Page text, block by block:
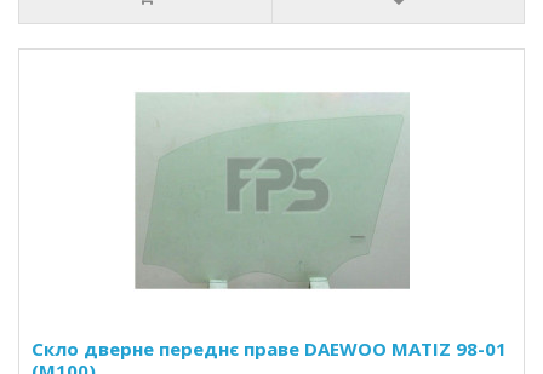
Скло дверне переднє праве DAEWOO MATIZ 98-01